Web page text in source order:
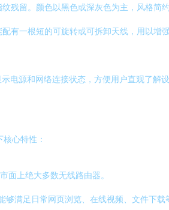
残留。颜色以黑色或深灰色为主，风格简约
有一根短的可旋转或可拆卸天线，用以
电源和网络连接状态，方便用户直观了解设
心特性：
面上绝大多数无线路由器。
满足日常网页浏览、在线视频、文件下载